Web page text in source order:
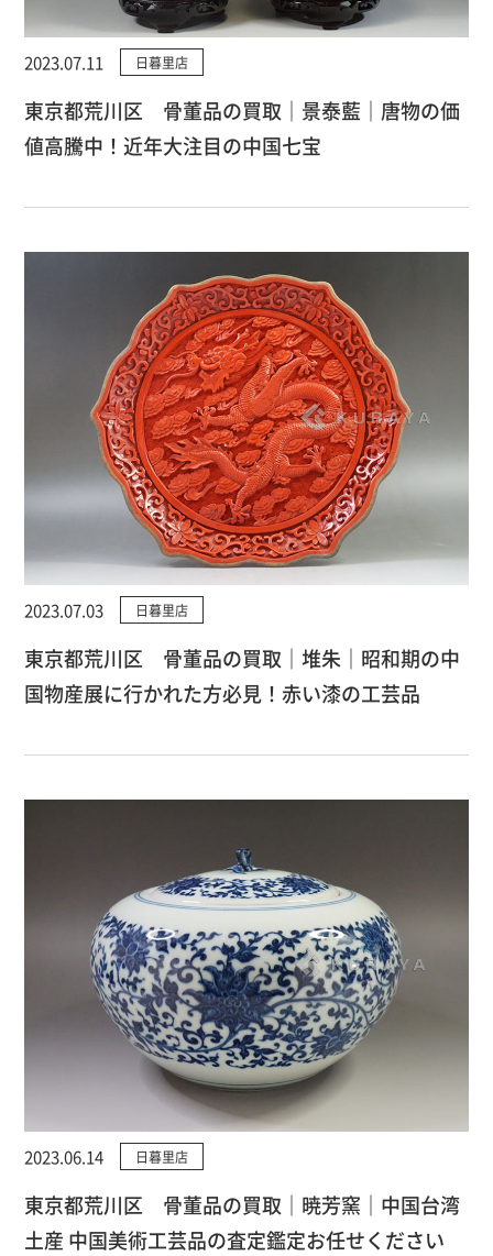
2023.07.11 日暮里店
東京都荒川区 骨董品の買取｜景泰藍｜唐物の価
値高騰中！近年大注目の中国七宝
2023.07.03 日暮里店
東京都荒川区 骨董品の買取｜堆朱｜昭和期の中
国物産展に行かれた方必見！赤い漆の工芸品
2023.06.14 日暮里店
東京都荒川区 骨董品の買取｜暁芳窯｜中国台湾
土産 中国美術工芸品の査定鑑定お任せください